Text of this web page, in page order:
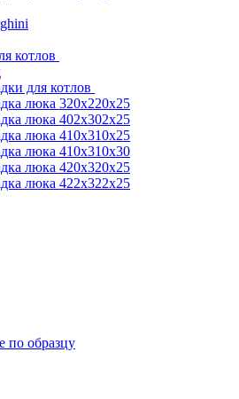
котлов
для котлов
люка 320x220x25
люка 402x302x25
люка 410x310x25
люка 410х310х30
люка 420x320x25
люка 422x322x25
по образцу